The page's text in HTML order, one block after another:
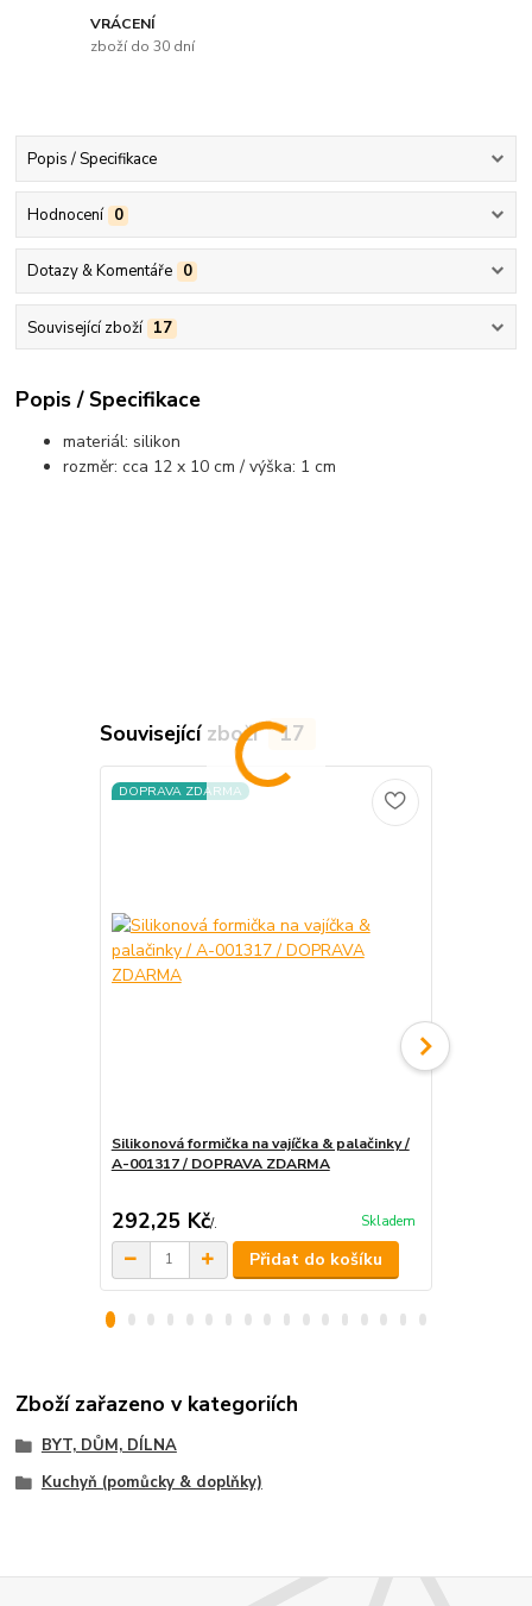
VRÁCENÍ
zboží do 30 dní
Popis / Specifikace
Hodnocení 0
Dotazy & Komentáře 0
Související zboží 17
Popis / Specifikace
materiál: silikon
rozměr: cca 12 x 10 cm / výška: 1 cm
Související zboží 17
DOPRAVA ZDARMA
Silikonová formička na vajíčka & palačinky /
A-001317 / DOPRAVA ZDARMA
292,25 Kč/. Skladem
Přidat do košíku
Zboží zařazeno v kategoriích
BYT, DŮM, DÍLNA
Kuchyň (pomůcky & doplňky)